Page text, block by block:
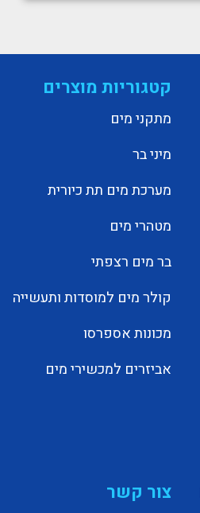
קטגוריות מוצרים
מתקני מים
מיני בר
מערכת מים תת כיורית
מטהרי מים
בר מים רצפתי
קולר מים למוסדות ותעשייה
מכונות אספרסו
אביזרים למכשירי מים
צור קשר